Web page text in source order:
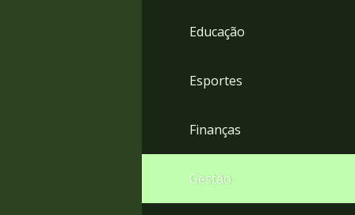
Educação
Esportes
Finanças
Gestão